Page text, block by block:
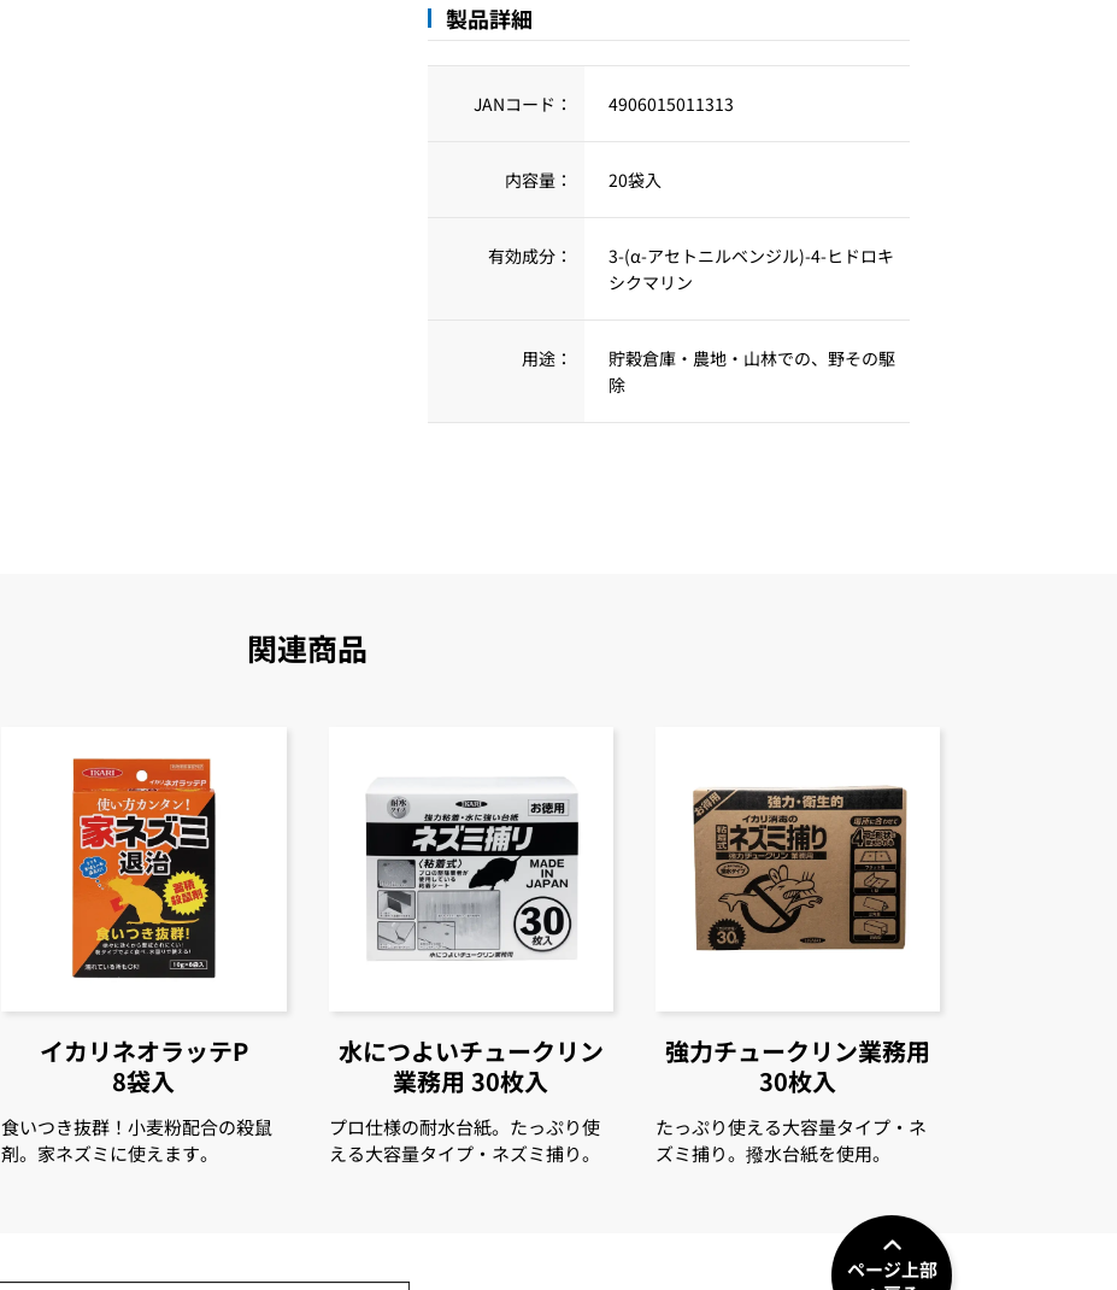
製品詳細
JANコード： 4906015011313
内容量： 20袋入
有効成分：
3-(α-アセトニルベンジル)-4-ヒドロキ
シクマリン
用途：
貯穀倉庫・農地・山林での、野その駆
除
関連商品
イカリネオラッテP
8袋入
食いつき抜群！小麦粉配合の殺鼠
剤。家ネズミに使えます。
水につよいチュークリン
業務用30枚入
プロ仕様の耐水台紙。たっぷり使
える大容量タイプ・ネズミ捕り。
強力チュークリン業務用
30枚入
たっぷり使える大容量タイプ・ネ
ズミ捕り。撥水台紙を使用。
ページ上部